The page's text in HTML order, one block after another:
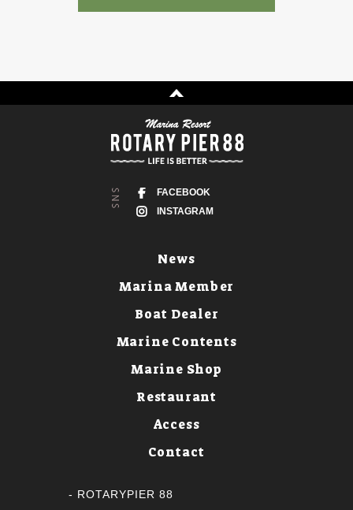
FACEBOOK
INSTAGRAM
News
Marina Member
Boat Dealer
Marine Contents
Marine Shop
Restaurant
Access
Contact
ROTARYPIER 88